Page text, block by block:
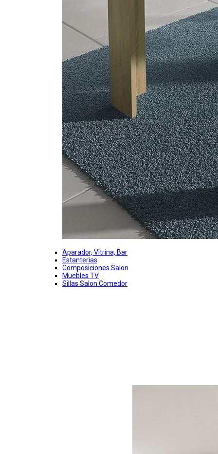
Aparador, Vitrina, Bar
Estanterias
Composiciones Salon
Muebles TV
Sillas Salon Comedor